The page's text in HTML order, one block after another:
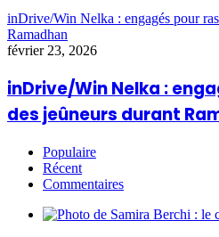
inDrive/Win Nelka : engagés pour
Ramadhan
février 23, 2026
inDrive/Win Nelka :
des jeûneurs durant
Populaire
Récent
Commentaires